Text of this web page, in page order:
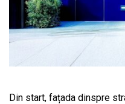
Din start, fațada dinspre